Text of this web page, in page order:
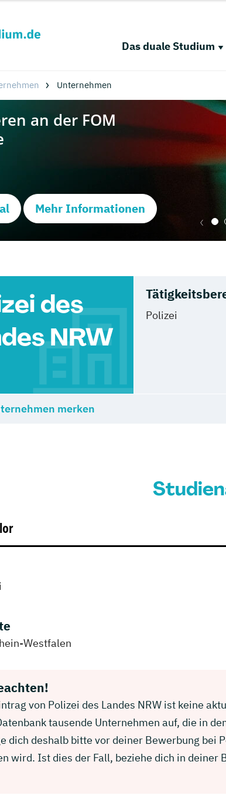
Das duale Studium
Unternehmen
Mehr Informationen
des
NRW
Polizei
merken
Westfalen
von Polizei des Landes NRW ist keine
tausende Unternehmen auf, die in
dich deshalb bitte vor deiner Bewerbung bei
wird. Ist dies der Fall, beziehe dich in